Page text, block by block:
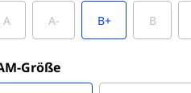
A A- B+ B
Größe